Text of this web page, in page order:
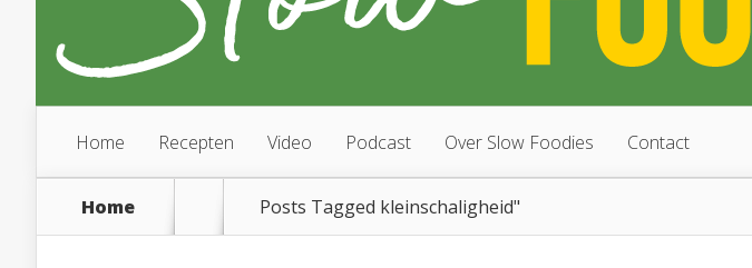
Home Recepten Video Podcast Over Slow Foodies Contact
Home Posts Tagged kleinschaligheid"